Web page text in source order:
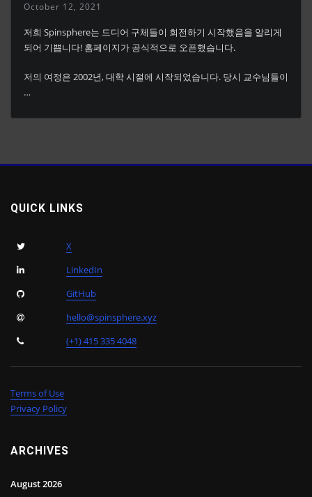
October 12, 2021
저희 Spinsphere는 드디어 구체들이 회전하기 시작했음을 알리게
되어 기쁩니다! 홈페이지가 공식적으로 오픈했습니다.
저의 여정은 2002년, 대학 시절에 시작되었습니다. 당시 교수님들이
…
QUICK LINKS
X
LinkedIn
GitHub
hello@spinsphere.xyz
(+1) 415 335 4048
Terms of Use
Privacy Policy
ARCHIVES
August 2026